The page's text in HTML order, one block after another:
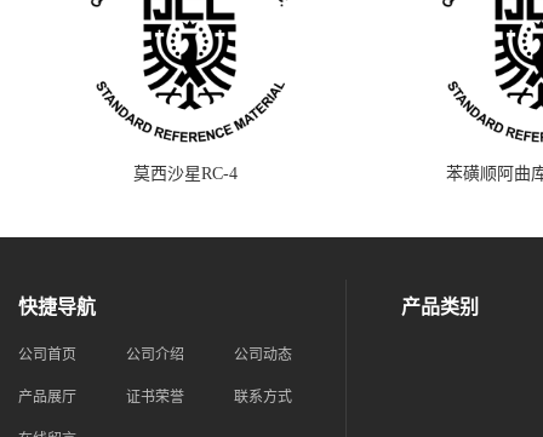
莫西沙星RC-4 苯磺顺阿曲
快捷导航
公司首页 公司介绍 公司动态
产品展厅 证书荣誉 联系方式
产品类别